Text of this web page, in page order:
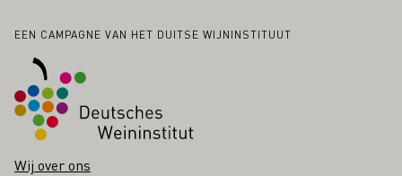
Voettekst
EEN CAMPAGNE VAN HET DUITSE WIJNINSTITUUT
Wij over ons